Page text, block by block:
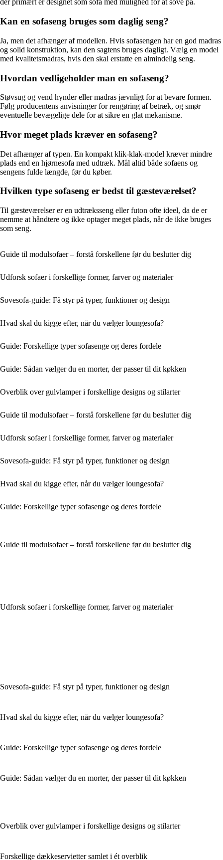
der primært er designet som sofa med mulighed for at sove på.
Kan en sofaseng bruges som daglig seng?
Ja, men det afhænger af modellen. Hvis sofasengen har en god madras
og solid konstruktion, kan den sagtens bruges dagligt. Vælg en model
med kvalitetsmadras, hvis den skal erstatte en almindelig seng.
Hvordan vedligeholder man en sofaseng?
Støvsug og vend hynder eller madras jævnligt for at bevare formen.
Følg producentens anvisninger for rengøring af betræk, og smør
eventuelle bevægelige dele for at sikre en glat mekanisme.
Hvor meget plads kræver en sofaseng?
Det afhænger af typen. En kompakt klik-klak-model kræver mindre
plads end en hjørnesofa med udtræk. Mål altid både sofaens og
sengens fulde længde, før du køber.
Hvilken type sofaseng er bedst til gæsteværelset?
Til gæsteværelser er en udtræksseng eller futon ofte ideel, da de er
nemme at håndtere og ikke optager meget plads, når de ikke bruges
som seng.
Guide til modulsofaer – forstå forskellene før du beslutter dig
Udforsk sofaer i forskellige former, farver og materialer
Sovesofa-guide: Få styr på typer, funktioner og design
Hvad skal du kigge efter, når du vælger loungesofa?
Guide: Forskellige typer sofasenge og deres fordele
Guide: Sådan vælger du en morter, der passer til dit køkken
Overblik over gulvlamper i forskellige designs og stilarter
Guide til modulsofaer – forstå forskellene før du beslutter dig
Udforsk sofaer i forskellige former, farver og materialer
Sovesofa-guide: Få styr på typer, funktioner og design
Hvad skal du kigge efter, når du vælger loungesofa?
Guide: Forskellige typer sofasenge og deres fordele
Guide til modulsofaer – forstå forskellene før du beslutter dig
Udforsk sofaer i forskellige former, farver og materialer
Sovesofa-guide: Få styr på typer, funktioner og design
Hvad skal du kigge efter, når du vælger loungesofa?
Guide: Forskellige typer sofasenge og deres fordele
Guide: Sådan vælger du en morter, der passer til dit køkken
Overblik over gulvlamper i forskellige designs og stilarter
Forskellige dækkeservietter samlet i ét overblik